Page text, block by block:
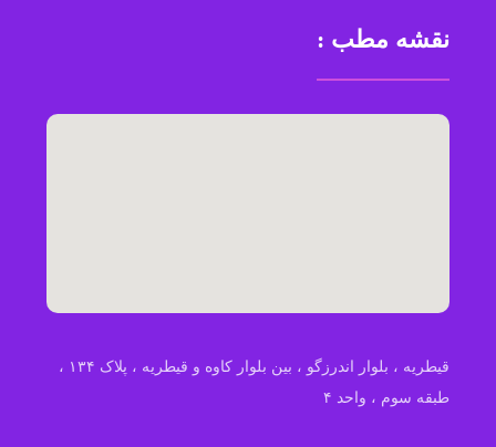
نقشه مطب :
قیطریه ، بلوار اندرزگو ، بین بلوار کاوه و قیطریه ، پلاک ۱۳۴ ،
طبقه سوم ، واحد ۴